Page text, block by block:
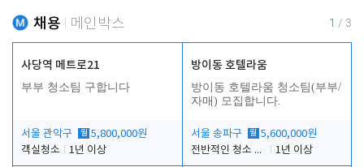
채용 메인박스 1 / 3
사당역 메트로21
부부 청소팀 구합니다
서울 관악구 월 5,800,000원
객실청소
1년 이상
방이동 호텔라움
방이동 호텔라움 청소팀(부부/
자매) 모집합니다.
서울 송파구 월 5,600,000원
전반적인 청소 업무(객실청소.객실정리)
1년 이상